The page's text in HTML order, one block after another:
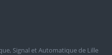
Signal et Automatique de Lille